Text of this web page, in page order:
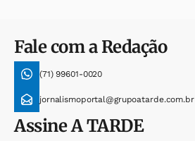
Fale com a Redação
(71) 99601-0020
jornalismoportal@grupoatarde.com.br
AssineA TARDE